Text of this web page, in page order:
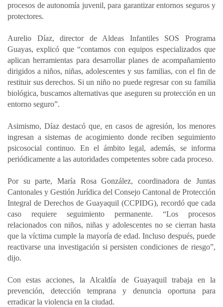
procesos de autonomía juvenil, para garantizar entornos seguros y
protectores.
Aurelio Díaz, director de Aldeas Infantiles SOS Programa
Guayas, explicó que “contamos con equipos especializados que
aplican herramientas para desarrollar planes de acompañamiento
dirigidos a niños, niñas, adolescentes y sus familias, con el fin de
restituir sus derechos. Si un niño no puede regresar con su familia
biológica, buscamos alternativas que aseguren su protección en un
entorno seguro”.
Asimismo, Díaz destacó que, en casos de agresión, los menores
ingresan a sistemas de acogimiento donde reciben seguimiento
psicosocial continuo. En el ámbito legal, además, se informa
periódicamente a las autoridades competentes sobre cada proceso.
Por su parte, María Rosa González, coordinadora de Juntas
Cantonales y Gestión Jurídica del Consejo Cantonal de Protección
Integral de Derechos de Guayaquil (CCPIDG), recordó que cada
caso requiere seguimiento permanente. “Los procesos
relacionados con niños, niñas y adolescentes no se cierran hasta
que la víctima cumple la mayoría de edad. Incluso después, puede
reactivarse una investigación si persisten condiciones de riesgo”,
dijo.
Con estas acciones, la Alcaldía de Guayaquil trabaja en la
prevención, detección temprana y denuncia oportuna para
erradicar la violencia en la ciudad.